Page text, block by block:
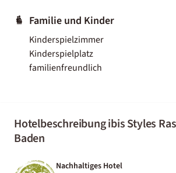
Familie und Kinder
Kinderspielzimmer
Kinderspielplatz
familienfreundlich
Hotelbeschreibung ibis Styles
Baden
Nachhaltiges Hotel